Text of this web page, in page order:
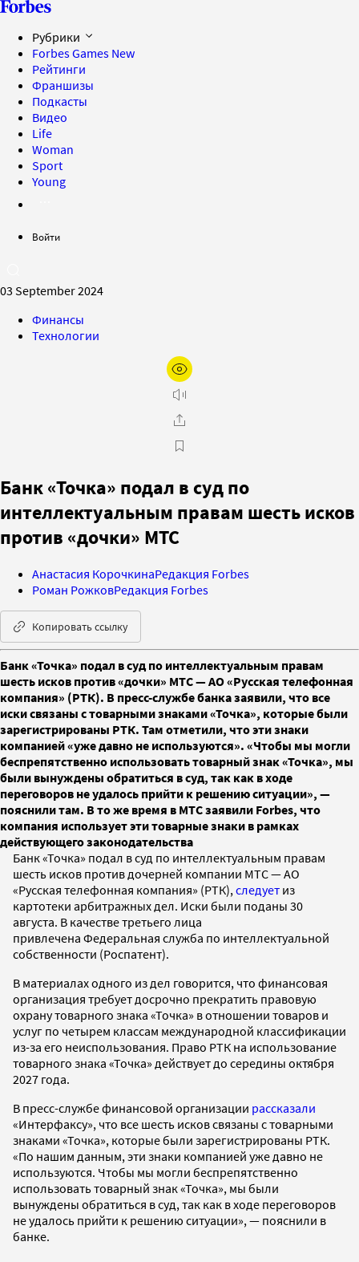
Рубрики
Forbes Games New
Рейтинги
Франшизы
Подкасты
Видео
Life
Woman
Sport
Young
Войти
03 September 2024
Финансы
Технологии
Банк «Точка» подал в суд по
интеллектуальным правам шесть исков
против «дочки» МТС
Анастасия КорочкинаРедакция Forbes
Роман РожковРедакция Forbes
Копировать ссылку
Банк «Точка» подал в суд по интеллектуальным правам
шесть исков против «дочки» МТС — АО «Русская телефонная
компания» (РТК). В пресс-службе банка заявили, что все
иски связаны с товарными знаками «Точка», которые были
зарегистрированы РТК. Там отметили, что эти знаки
компанией «уже давно не используются». «Чтобы мы могли
беспрепятственно использовать товарный знак «Точка», мы
были вынуждены обратиться в суд, так как в ходе
переговоров не удалось прийти к решению ситуации», —
пояснили там. В то же время в МТС заявили Forbes, что
компания использует эти товарные знаки в рамках
действующего законодательства
Банк «Точка» подал в суд по интеллектуальным правам
шесть исков против дочерней компании МТС — АО
«Русская телефонная компания» (РТК), следует из
картотеки арбитражных дел. Иски были поданы 30
августа. В качестве третьего лица
привлечена Федеральная служба по интеллектуальной
собственности (Роспатент).
В материалах одного из дел говорится, что финансовая
организация требует досрочно прекратить правовую
охрану товарного знака «Точка» в отношении товаров и
услуг по четырем классам международной классификации
из-за его неиспользования. Право РТК на использование
товарного знака «Точка» действует до середины октября
2027 года.
В пресс-службе финансовой организации рассказали
«Интерфаксу», что все шесть исков связаны с товарными
знаками «Точка», которые были зарегистрированы РТК.
«По нашим данным, эти знаки компанией уже давно не
используются. Чтобы мы могли беспрепятственно
использовать товарный знак «Точка», мы были
вынуждены обратиться в суд, так как в ходе переговоров
не удалось прийти к решению ситуации», — пояснили в
банке.